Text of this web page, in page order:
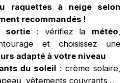
raquettes à neige selon
recommandés !
sortie : vérifiez la météo
et choisissez une
adapté à votre niveau
du soleil : crème solaire,
vêtements couvrants…